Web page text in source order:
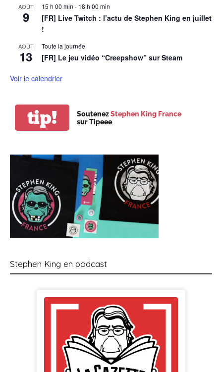
AOÛT
9
15 h 00 min - 18 h 00 min
[FR] Live Twitch : l’actu de Stephen King en juillet
!
AOÛT
13
Toute la journée
[FR] Le jeu vidéo “Creepshow” sur Steam
Voir le calendrier
tip! SoutenezStephen King France
sur Tipeee
Stephen King en podcast